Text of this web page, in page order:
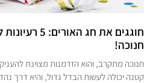
חוגגים את חג
חנוכה!
חנוכה מתקרב, והוא הזדמנות מצוינת
קטנה יכולה לעשות הבדל גדול, והיא דרך